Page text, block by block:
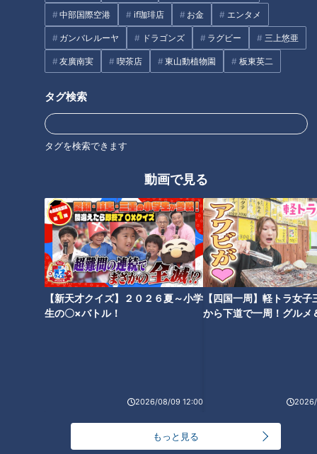
中部国際空港 if珈琲店 お金 エンタメ
ガンバレルーヤ ドラゴンズ ラグビー 三上悠亜
友廣南実 喫茶店 東山動植物園 板東英二
タグ検索
タグを検索できます
動画で見る
【新天才クイズ】２０２６夏～小学
生の〇×バトル！
2026/08/09 12:00
【四国一周】軽トラ女子
から下道で一周！グルメ
もっと見る
オススメ関連コンテンツ
街録！名古屋で聞きました ウチ
の子どもが笑顔になる瞬間【子
「冷えは万病のもと！」カラダ
モーニングは喫茶店以外も！朝
６時から行列のラーメン店【あ
ったかWEEK】
「冷えは万病のもと！」カラダ
が喜ぶ温活の秘訣は？【あった
かWEEK】
ったかWEEK】